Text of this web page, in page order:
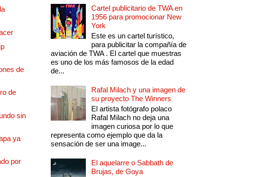
de
de
sin
ya
por
Cartel publicitario de TWA en
1956 para promocionar New
York
Este es un cartel turístico,
para publicitar la compañía de
aviación de TWA . El cartel que muestras
es uno de los más famosos de la edad
de...
Rafal Milach y una imagen de
su proyecto The Winners
El artista fotógrafo polaco
Rafal Milach no deja una
imagen curiosa por lo que
representa como ejemplo que da la
sensación de ser una image...
El aquelarre o Sabbath de
Brujas, de Goya